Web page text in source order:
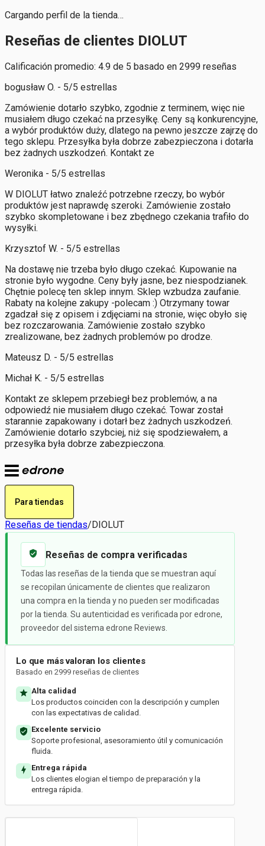
Cargando perfil de la tienda…
Reseñas de clientes DIOLUT
Calificación promedio: 4.9 de 5 basado en 2999 reseñas
bogusław O. - 5/5 estrellas
Zamówienie dotarło szybko, zgodnie z terminem, więc nie
musiałem długo czekać na przesyłkę. Ceny są konkurencyjne,
a wybór produktów duży, dlatego na pewno jeszcze zajrzę do
tego sklepu. Przesyłka była dobrze zabezpieczona i dotarła
bez żadnych uszkodzeń. Kontakt ze
Weronika - 5/5 estrellas
W DIOLUT łatwo znaleźć potrzebne rzeczy, bo wybór
produktów jest naprawdę szeroki. Zamówienie zostało
szybko skompletowane i bez zbędnego czekania trafiło do
wysyłki.
Krzysztof W. - 5/5 estrellas
Na dostawę nie trzeba było długo czekać. Kupowanie na
stronie było wygodne. Ceny były jasne, bez niespodzianek.
Chętnie polecę ten sklep innym. Sklep wzbudza zaufanie.
Rabaty na kolejne zakupy -polecam :) Otrzymany towar
zgadzał się z opisem i zdjęciami na stronie, więc obyło się
bez rozczarowania. Zamówienie zostało szybko
zrealizowane, bez żadnych problemów po drodze.
Mateusz D. - 5/5 estrellas
Michał K. - 5/5 estrellas
Kontakt ze sklepem przebiegł bez problemów, a na
odpowiedź nie musiałem długo czekać. Towar został
starannie zapakowany i dotarł bez żadnych uszkodzeń.
Zamówienie dotarło szybciej, niż się spodziewałem, a
przesyłka była dobrze zabezpieczona.
Para tiendas
Reseñas de tiendas/DIOLUT
Reseñas de compra verificadas
Todas las reseñas de la tienda que se muestran aquí
se recopilan únicamente de clientes que realizaron
una compra en la tienda y no pueden ser modificadas
por la tienda. Su autenticidad es verificada por edrone,
proveedor del sistema edrone Reviews.
Lo que más valoran los clientes
Basado en 2999 reseñas de clientes
Alta calidad
Los productos coinciden con la descripción y cumplen
con las expectativas de calidad.
Excelente servicio
Soporte profesional, asesoramiento útil y comunicación
fluida.
Entrega rápida
Los clientes elogian el tiempo de preparación y la
entrega rápida.